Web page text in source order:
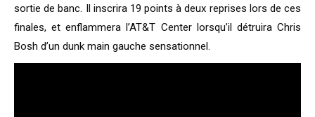
sortie de banc. Il inscrira 19 points à deux reprises lors de ces
finales, et enflammera l’AT&T Center lorsqu’il détruira Chris
Bosh d’un dunk main gauche sensationnel.